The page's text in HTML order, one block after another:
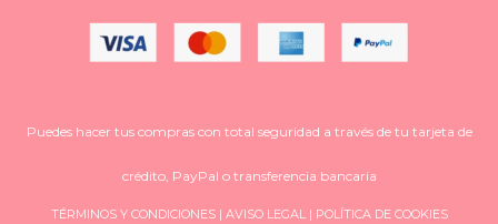
Puedes hacer tus compras con total seguridad a través de tu tarjeta de
crédito, PayPal o transferencia bancaria
TÉRMINOS Y CONDICIONES| AVISO LEGAL| POLÍTICA DE COOKIES